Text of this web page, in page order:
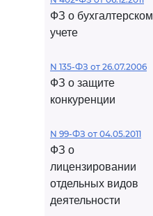
ФЗ о бухгалтерском
учете
N 135-ФЗ от 26.07.2006
ФЗ о защите
конкуренции
N 99-ФЗ от 04.05.2011
ФЗ о
лицензировании
отдельных видов
деятельности